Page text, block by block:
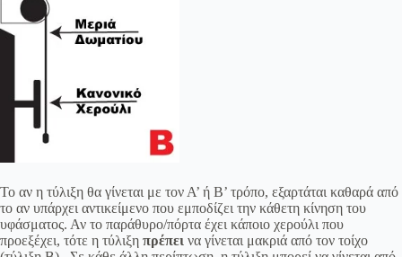
Το αν η τύλιξη θα γίνεται με τον Α’ ή Β’ τρόπο, εξαρτάται καθαρά από
το αν υπάρχει αντικείμενο που εμποδίζει την κάθετη κίνηση του
υφάσματος. Αν το παράθυρο/πόρτα έχει κάποιο χερούλι που
προεξέχει, τότε η τύλιξη πρέπει να γίνεται μακριά από τον τοίχο